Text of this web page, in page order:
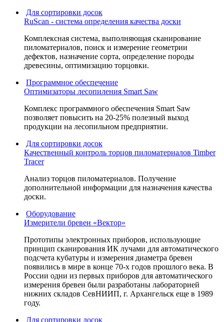
Для сортировки досок
RuScan - система определения качества доски
Комплексная система, выполняющая сканирование
пиломатериалов, поиск и измерение геометрии
дефектов, назначение сорта, определение породы
древесины, оптимизацию торцовки.
Программное обеспечение
Оптимизаторы лесопиления Smart Saw
Комплекс программного обеспечения Smart Saw
позволяет повысить на 20-25% полезный выход
продукции на лесопильном предприятии.
Для сортировки досок
Качественный контроль торцов пиломатериалов Timber
Tracer
Анализ торцов пиломатериалов. Получение
дополнительной информации для назначения качества
доски.
Оборудование
Измерители бревен «Вектор»
Прототипы электронных приборов, использующие
принцип сканирования ИК лучами для автоматического
подсчета кубатуры и измерения диаметра бревен
появились в мире в конце 70-х годов прошлого века. В
России одни из первых приборов для автоматического
измерения бревен были разработаны лабораторией
нижних складов СевНИИП, г. Архангельск еще в 1989
году.
Для сортировки досок